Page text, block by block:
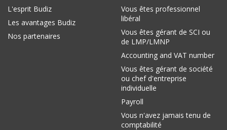
L'esprit Budiz
Les avantages Budiz
Nos partenaires
Vous êtes professionnel
libéral
Vous êtes gérant de SCI ou
de LMP/LMNP
Accounting and VAT number
Vous êtes gérant de société
ou chef d'entreprise
individuelle
Payroll
Vous n'avez jamais tenu de
comptabilité